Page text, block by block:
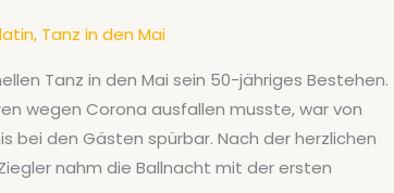
, Tanz in den Mai
Tanz in den Mai sein 50-jähriges Bestehen.
wegen Corona ausfallen musste, war von
bei den Gästen spürbar. Nach der herzlichen
nahm die Ballnacht mit der ersten